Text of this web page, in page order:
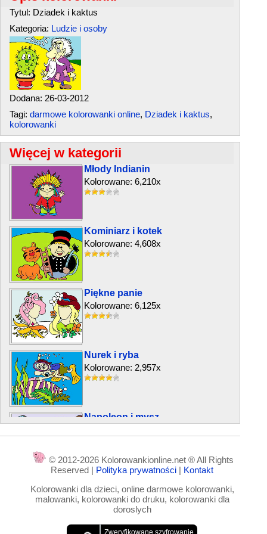
Tytul: Dziadek i kaktus
Kategoria: Ludzie i osoby
Dodana: 26-03-2012
Tagi: darmowe kolorowanki online, Dziadek i kaktus,
kolorowanki
Więcej w kategorii
Młody Indianin
Kolorowane: 6,210x
Kominiarz i kotek
Kolorowane: 4,608x
Piękne panie
Kolorowane: 6,125x
Nurek i ryba
Kolorowane: 2,957x
Napoleon i mysz
Kolorowane: 10,906x
© 2012-2026 Kolorowankionline.net ® All Rights
Reserved | Polityka prywatności | Kontakt
Kolorowanki dla dzieci, online darmowe kolorowanki,
malowanki, kolorowanki do druku, kolorowanki dla
doroslych